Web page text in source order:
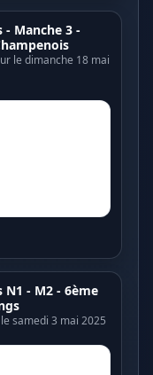
- Manche 3 -
le dimanche 18 mai
N1 - M2 - 6ème
samedi 3 mai 2025